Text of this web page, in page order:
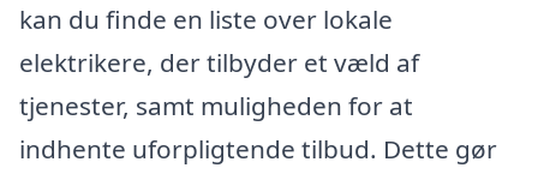
kan du finde en liste over lokale
elektrikere, der tilbyder et væld af
tjenester, samt muligheden for at
indhente uforpligtende tilbud. Dette gør